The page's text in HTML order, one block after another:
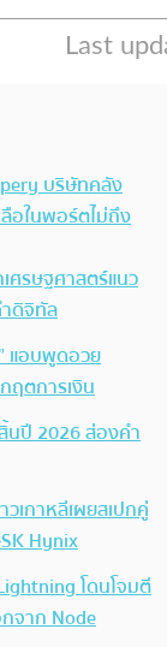
บริษัทคลัง
อในพอร์ตไม่ถึง
รษฐศาสตร์แนว
ดิจิทัล
แอบพูดอวย
ฤตการเงิน
นปี 2026 ส่องคำ
เกาหลีเผยสเปกคู่
Hynix
โดนโจมตี
จาก Node